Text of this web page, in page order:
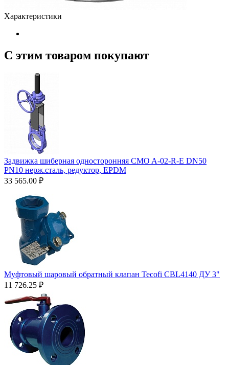
Характеристики
С этим товаром покупают
Задвижка шиберная односторонняя CMO A-02-R-E DN50
PN10 нерж.сталь, редуктор, EPDM
33 565.00 ₽
Муфтовый шаровый обратный клапан Tecofi CBL4140 ДУ 3"
11 726.25 ₽